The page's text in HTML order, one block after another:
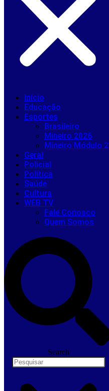
Início
Educação
Esportes
Brasileiro
Mineiro 2026
Mineiro Módulo 2
Geral
Policial
Política
Saúde
Cultura
WEB TV
Fale Conosco
Quem Somos
Search